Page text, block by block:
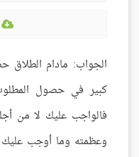
الجواب: مادام الطلاق
كبير في حصول
فالواجب عليك لا من
وعظمته وما أوجب